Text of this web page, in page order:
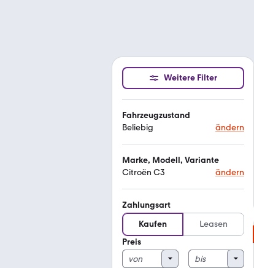
Weitere Filter
Fahrzeugzustand
Beliebig
ändern
Marke, Modell, Variante
Citroën C3
ändern
Zahlungsart
Kaufen
Leasen
Preis